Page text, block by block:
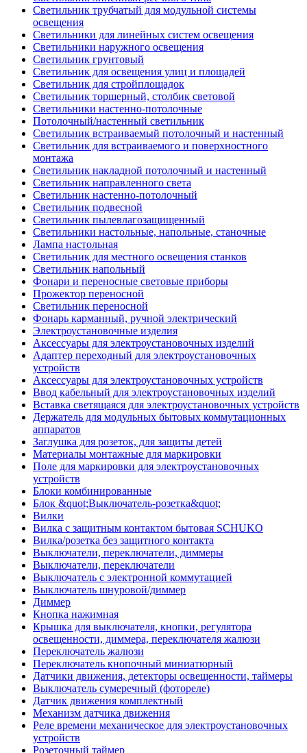
Светильник трубчатый для модульной системы
освещения
Светильники для линейных систем освещения
Светильники наружного освещения
Светильник грунтовый
Светильник для освещения улиц и площадей
Светильник для стройплощадок
Светильник торшерный, столбик световой
Светильники настенно-потолочные
Потолочный/настенный светильник
Светильник встраиваемый потолочный и настенный
Светильник для встраиваемого и поверхностного
монтажа
Светильник накладной потолочный и настенный
Светильник направленного света
Светильник настенно-потолочный
Светильник подвесной
Светильник пылевлагозащищенный
Светильники настольные, напольные, станочные
Лампа настольная
Светильник для местного освещения станков
Светильник напольный
Фонари и переносные световые приборы
Прожектор переносной
Светильник переносной
Фонарь карманный, ручной электрический
Электроустановочные изделия
Аксессуары для электроустановочных изделий
Адаптер переходный для электроустановочных
устройств
Аксессуары для электроустановочных устройств
Ввод кабельный для электроустановочных изделий
Вставка светящаяся для электроустановочных устройств
Держатель для модульных бытовых коммутационных
аппаратов
Заглушка для розеток, для защиты детей
Материалы монтажные для маркировки
Поле для маркировки для электроустановочных
устройств
Блоки комбинированные
Блок &quot;Выключатель-розетка&quot;
Вилки
Вилка с защитным контактом бытовая SCHUKO
Вилка/розетка без защитного контакта
Выключатели, переключатели, диммеры
Выключатели, переключатели
Выключатель с электронной коммутацией
Выключатель шнуровой/диммер
Диммер
Кнопка нажимная
Крышка для выключателя, кнопки, регулятора
освещенности, диммера, переключателя жалюзи
Переключатель жалюзи
Переключатель кнопочный миниатюрный
Датчики движения, детекторы освещенности, таймеры
Выключатель сумеречный (фотореле)
Датчик движения комплектный
Механизм датчика движения
Реле времени механическое для электроустановочных
устройств
Розеточный таймер